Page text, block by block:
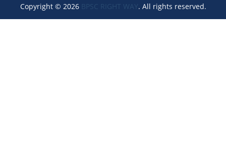
Copyright © 2026 BPSC RIGHT WAY . All rights reserved.